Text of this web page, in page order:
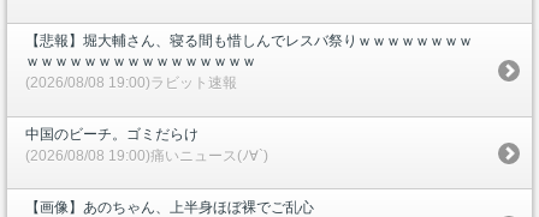
【悲報】堀大輔さん、寝る間も惜しんでレスバ祭りｗｗｗｗｗｗｗｗ
ｗｗｗｗｗｗｗｗｗｗｗｗｗｗｗｗ
(2026/08/08 19:00)ラビット速報
中国のビーチ。ゴミだらけ
(2026/08/08 19:00)痛いニュース(ﾉ∀`)
【画像】あのちゃん、上半身ほぼ裸でご乱心